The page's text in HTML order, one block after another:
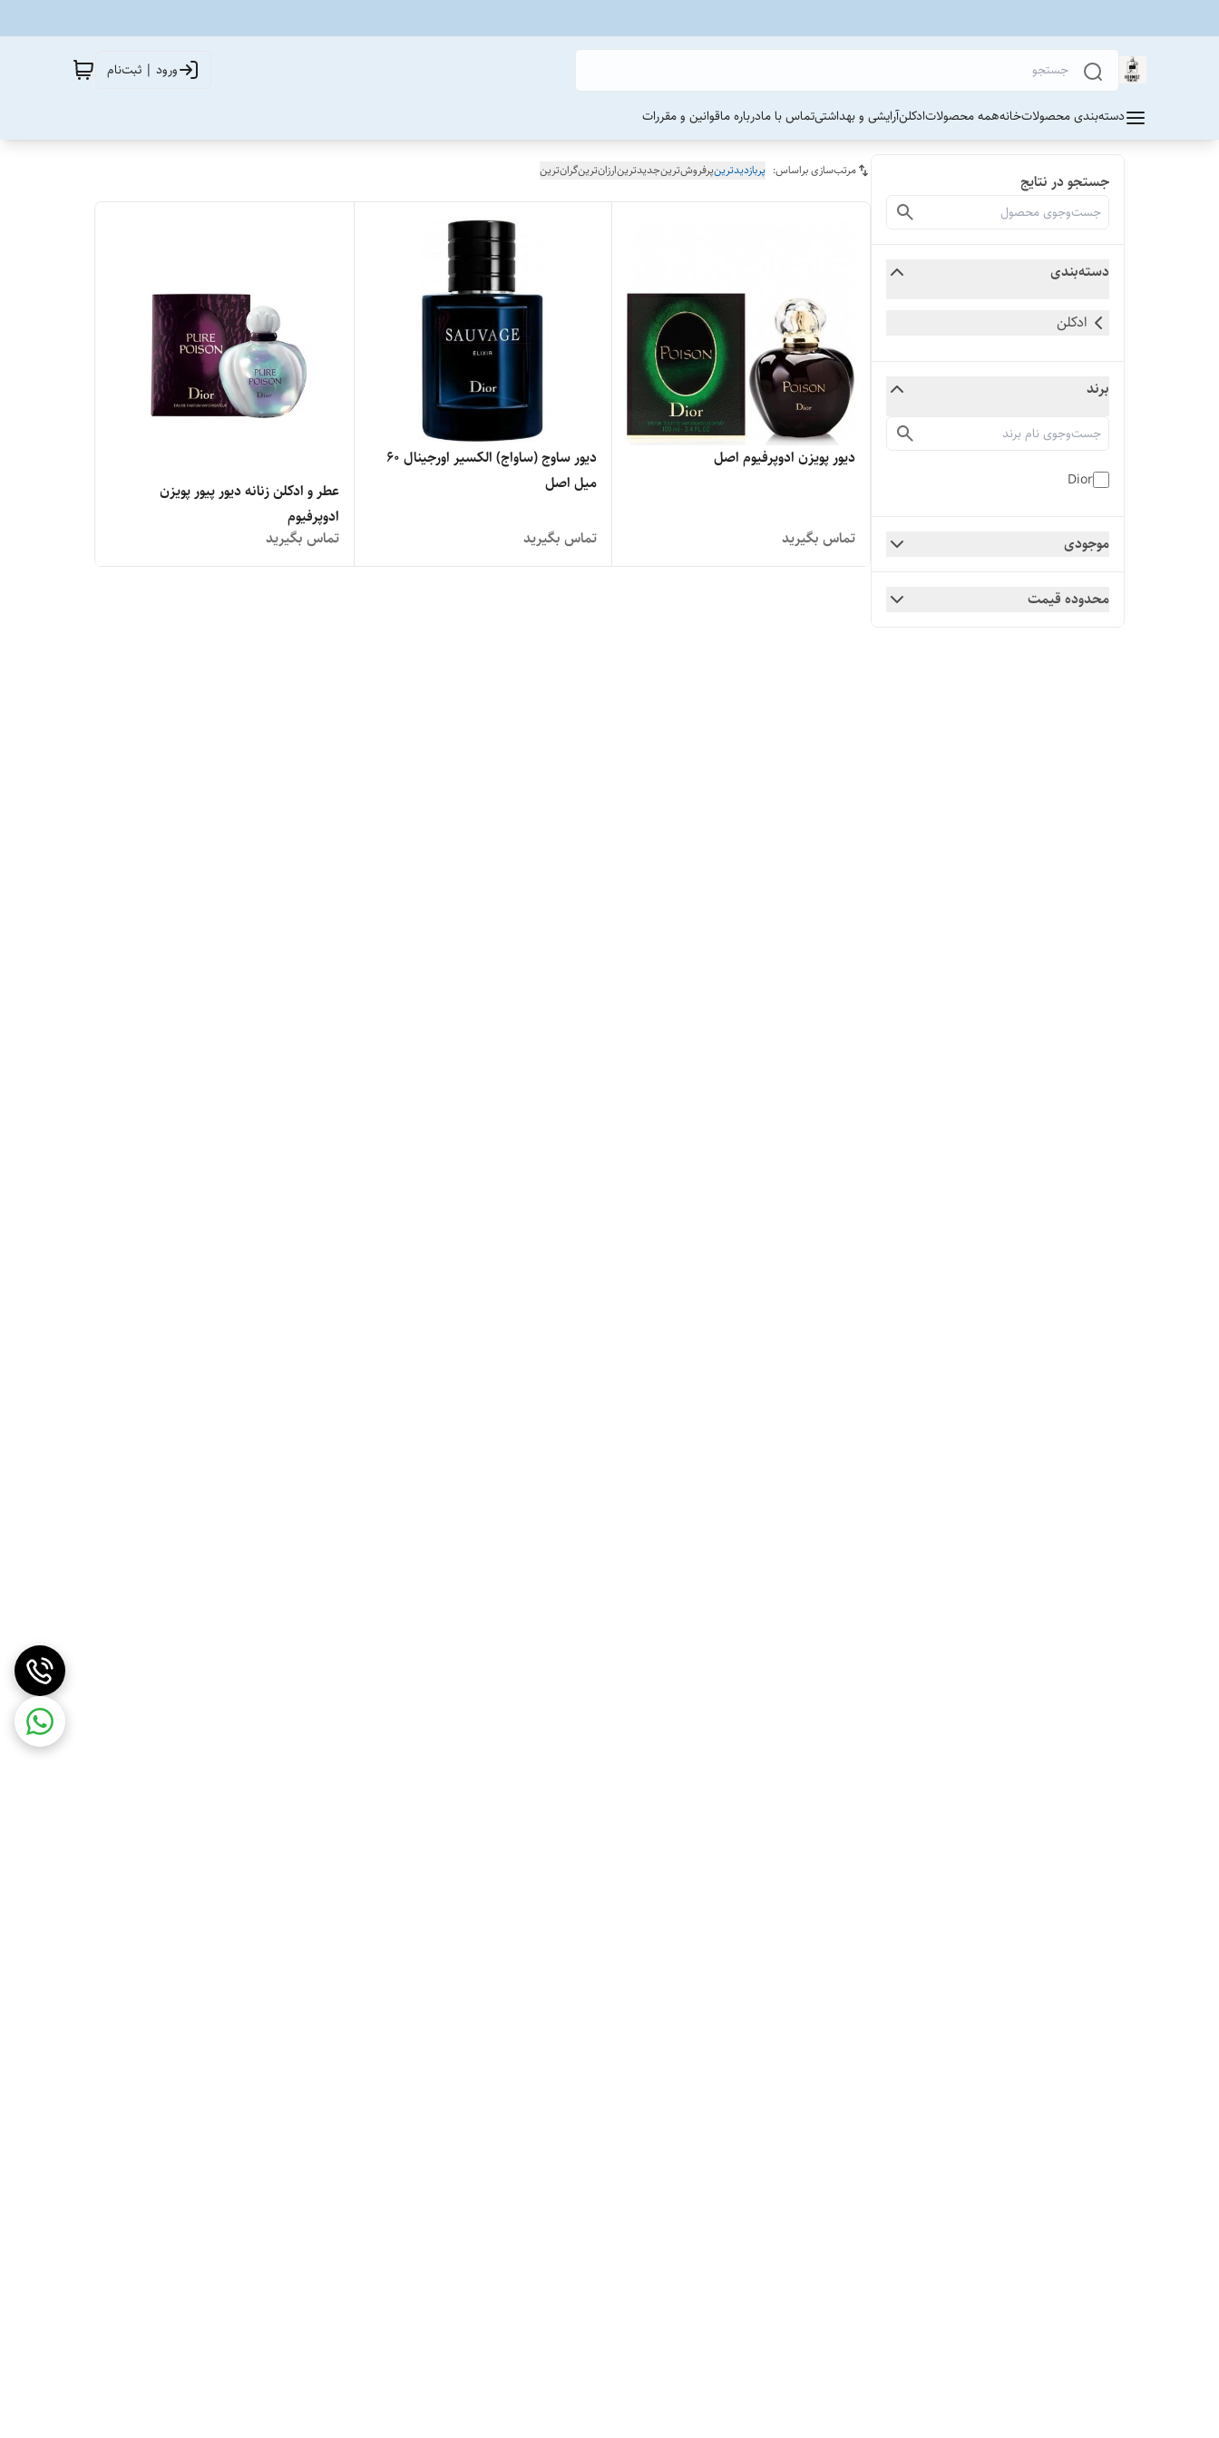
ورود | ثبت‌نام
دسته‌بندی محصولاتخانههمه محصولاتادکلنآرایشی و بهداشتیتماس با مادرباره ماقوانین و مقررات
جستجو در نتایج
دسته‌بندی
ادکلن
برند
Dior
موجودی
محدوده قیمت
مرتب‌سازی براساس: پربازدیدترینپرفروش‌ترینجدیدترینارزان‌ترینگران‌ترین
دیور پویزن ادوپرفیوم اصل
تماس بگیرید
دیور ساوج (ساواج) الکسیر اورجینال ۶۰
میل اصل
تماس بگیرید
عطر و ادکلن زنانه دیور پیور پویزن
ادوپرفیوم
تماس بگیرید